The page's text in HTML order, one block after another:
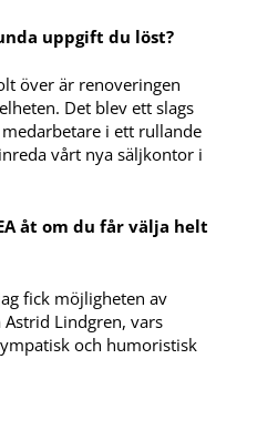
uppgift du löst?
över är renoveringen
Det blev ett slags
i ett rullande
vårt nya säljkontor i
åt om du får välja helt
fick möjligheten av
Astrid Lindgren, vars
och humoristisk